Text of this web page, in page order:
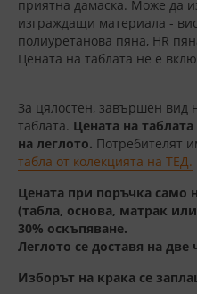
приятна дамаска. Може да
изграждащи материала -
полиуретанова пяна, HR
Цената на таблата не е
За цялостен, завършен вид
таблата. Цената на
на леглото. Потребителят
табла от колекцията на ТЕД.
Цената при поръчка само
(табла, основа, матрак
30% оскъпяване.
Леглото се доставя на
Изборът на крака се